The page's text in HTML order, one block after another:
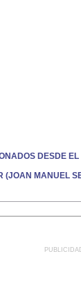
DESDE
(JOAN MANUEL